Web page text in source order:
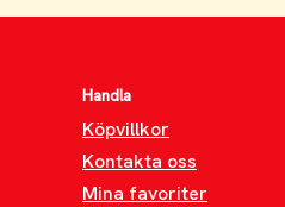
Handla
Köpvillkor
Kontakta oss
Mina favoriter